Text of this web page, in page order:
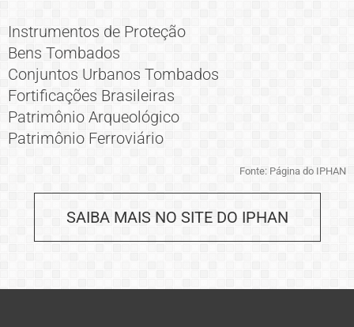
Instrumentos de Proteção
Bens Tombados
Conjuntos Urbanos Tombados
Fortificações Brasileiras
Patrimônio Arqueológico
Patrimônio Ferroviário
Fonte: Página do IPHAN
SAIBA MAIS NO SITE DO IPHAN